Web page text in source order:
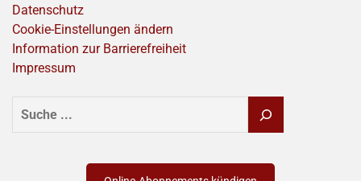
Datenschutz
Cookie-Einstellungen ändern
Information zur Barrierefreiheit
Impressum
SUCHEN